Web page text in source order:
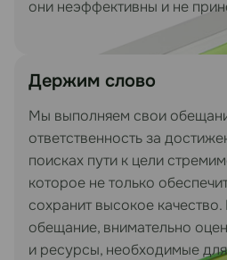
они неэффективны и не
Держим слово
Мы выполняем свои
ответственность за
поисках пути к цели
которое не только
сохранит высокое
обещание, внимательно
и ресурсы, необходимые